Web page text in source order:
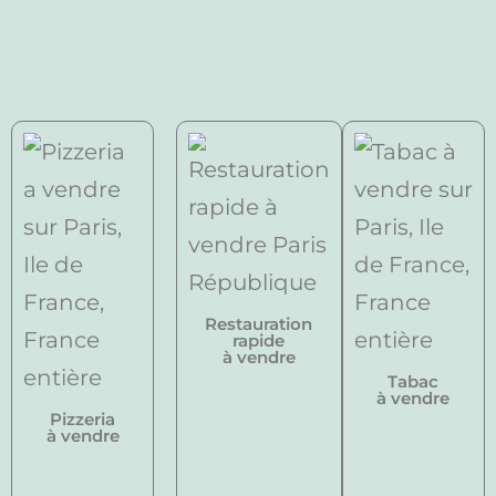
Pizzeria
à vendre
Restauration
rapide
à vendre
Tabac
à vendre